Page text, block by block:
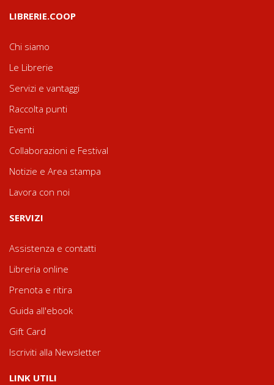
LIBRERIE.COOP
Chi siamo
Le Librerie
Servizi e vantaggi
Raccolta punti
Eventi
Collaborazioni e Festival
Notizie e Area stampa
Lavora con noi
SERVIZI
Assistenza e contatti
Libreria online
Prenota e ritira
Guida all'ebook
Gift Card
Iscriviti alla Newsletter
LINK UTILI